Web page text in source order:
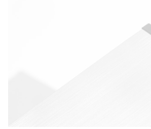
relojes, nuestras bobinadoras de
famosas por su motor silencioso,
su rendimiento. Guiados por